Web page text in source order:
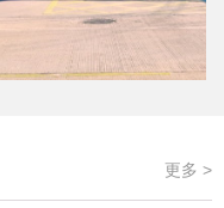
更多 >